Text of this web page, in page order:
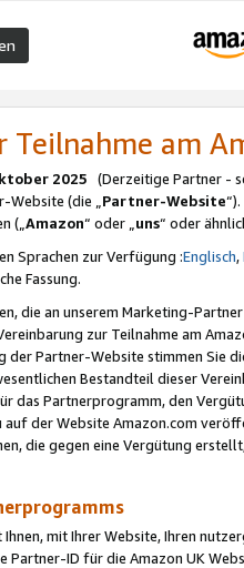
Teilnahme am
2025 (Derzeitige Partner -
Website (die „Partner-Website
(„Amazon“ oder „uns“ oder
Sprachen zur Verfügung :Englisch,
Fassung.
die an unserem Marketing-
zur Teilnahme am
der Partner-Website stimmen Sie
Bestandteil dieser
das Partnerprogramm, den
der Website Amazon.com
die gegen eine Vergütung
mit Ihrer Website, Ihren
Partner-ID für die Amazon UK